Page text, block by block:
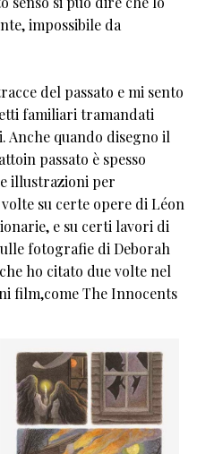
impossibile da
del passato e mi sento
familiari tramandati
Anche quando disegno il
passato è spesso
illustrazioni per
su certe opere di Léon
e su certi lavori di
fotografie di Deborah
ho citato due volte nel
film,come The Innocents